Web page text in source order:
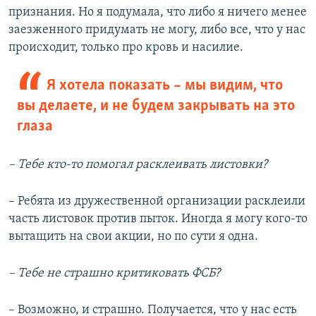
признания. Но я подумала, что либо я ничего менее
заезженного придумать не могу, либо все, что у нас
происходит, только про кровь и насилие.
Я хотела показать – мы видим, что
вы делаете, и не будем закрывать на это
глаза
– Тебе кто-то помогал расклеивать листовки?
– Ребята из дружественной организации расклеили
часть листовок против пыток. Иногда я могу кого-то
вытащить на свои акции, но по сути я одна.
– Тебе не страшно критиковать ФСБ?
– Возможно, и страшно. Получается, что у нас есть